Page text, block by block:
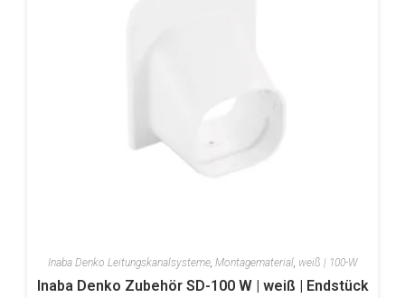
Inaba Denko Leitungskanalsysteme, Montagematerial, weiß | 100-W
Inaba Denko Zubehör SD-100 W | weiß | Endstück